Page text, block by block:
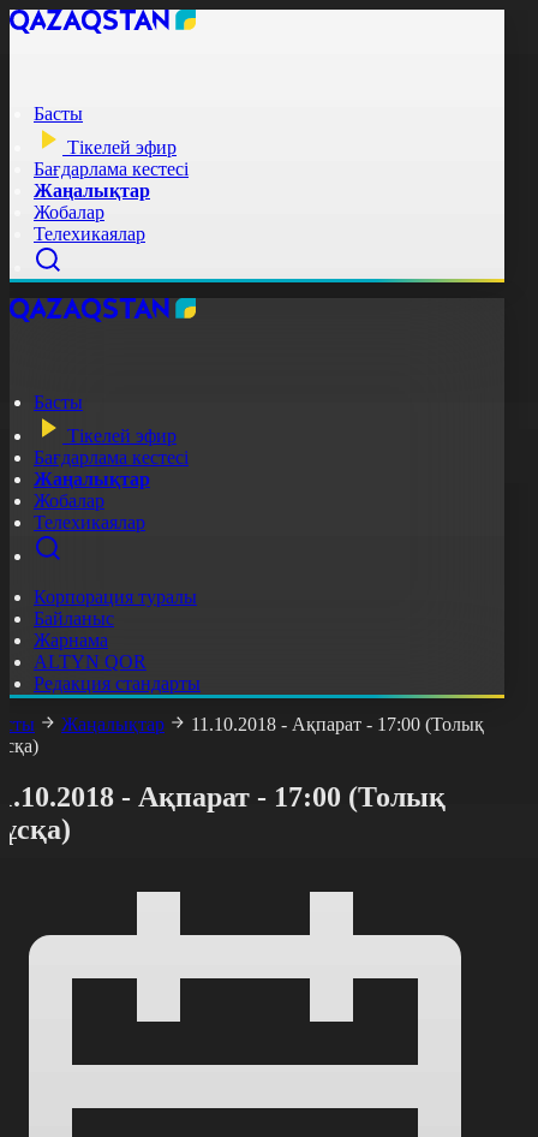
Басты
Тікелей эфир
Бағдарлама кестесі
Жаңалықтар
Жобалар
Телехикаялар
Басты
Тікелей эфир
Бағдарлама кестесі
Жаңалықтар
Жобалар
Телехикаялар
Корпорация туралы
Байланыс
Жарнама
ALTYN QOR
Редакция стандарты
Жаңалықтар
11.10.2018 - Ақпарат - 17:00 (Толық
- Ақпарат - 17:00 (Толық